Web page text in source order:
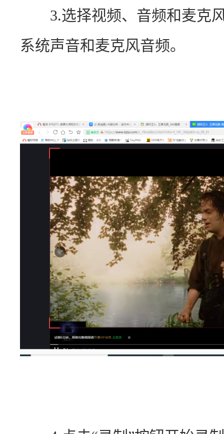
3.选择视频、音频和麦克风
系统声音和麦克风音频。